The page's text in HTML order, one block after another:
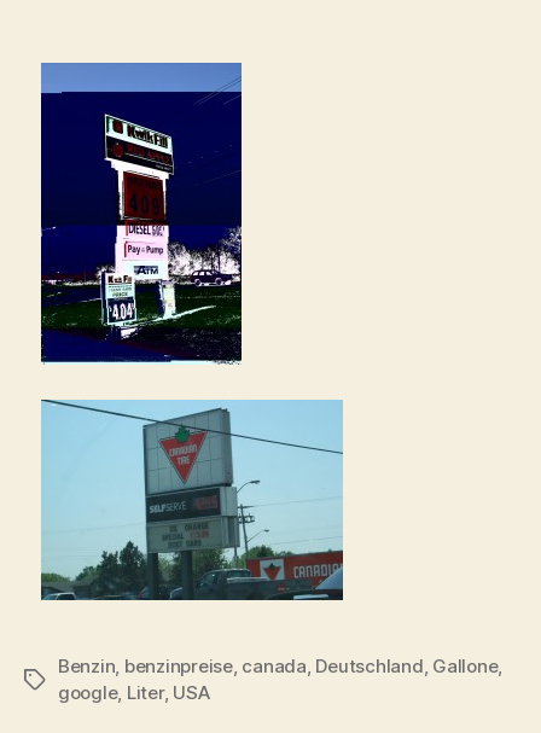
Schlagwörter
Benzin, benzinpreise, canada, Deutschland, Gallone,
google, Liter, USA